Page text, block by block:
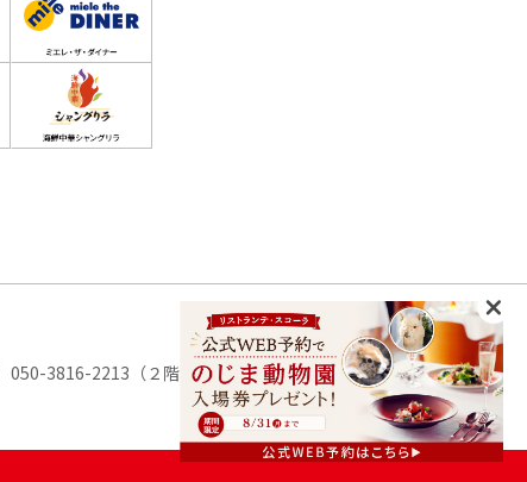
050-3816-2213（２階：リストランテ・スコーラ）